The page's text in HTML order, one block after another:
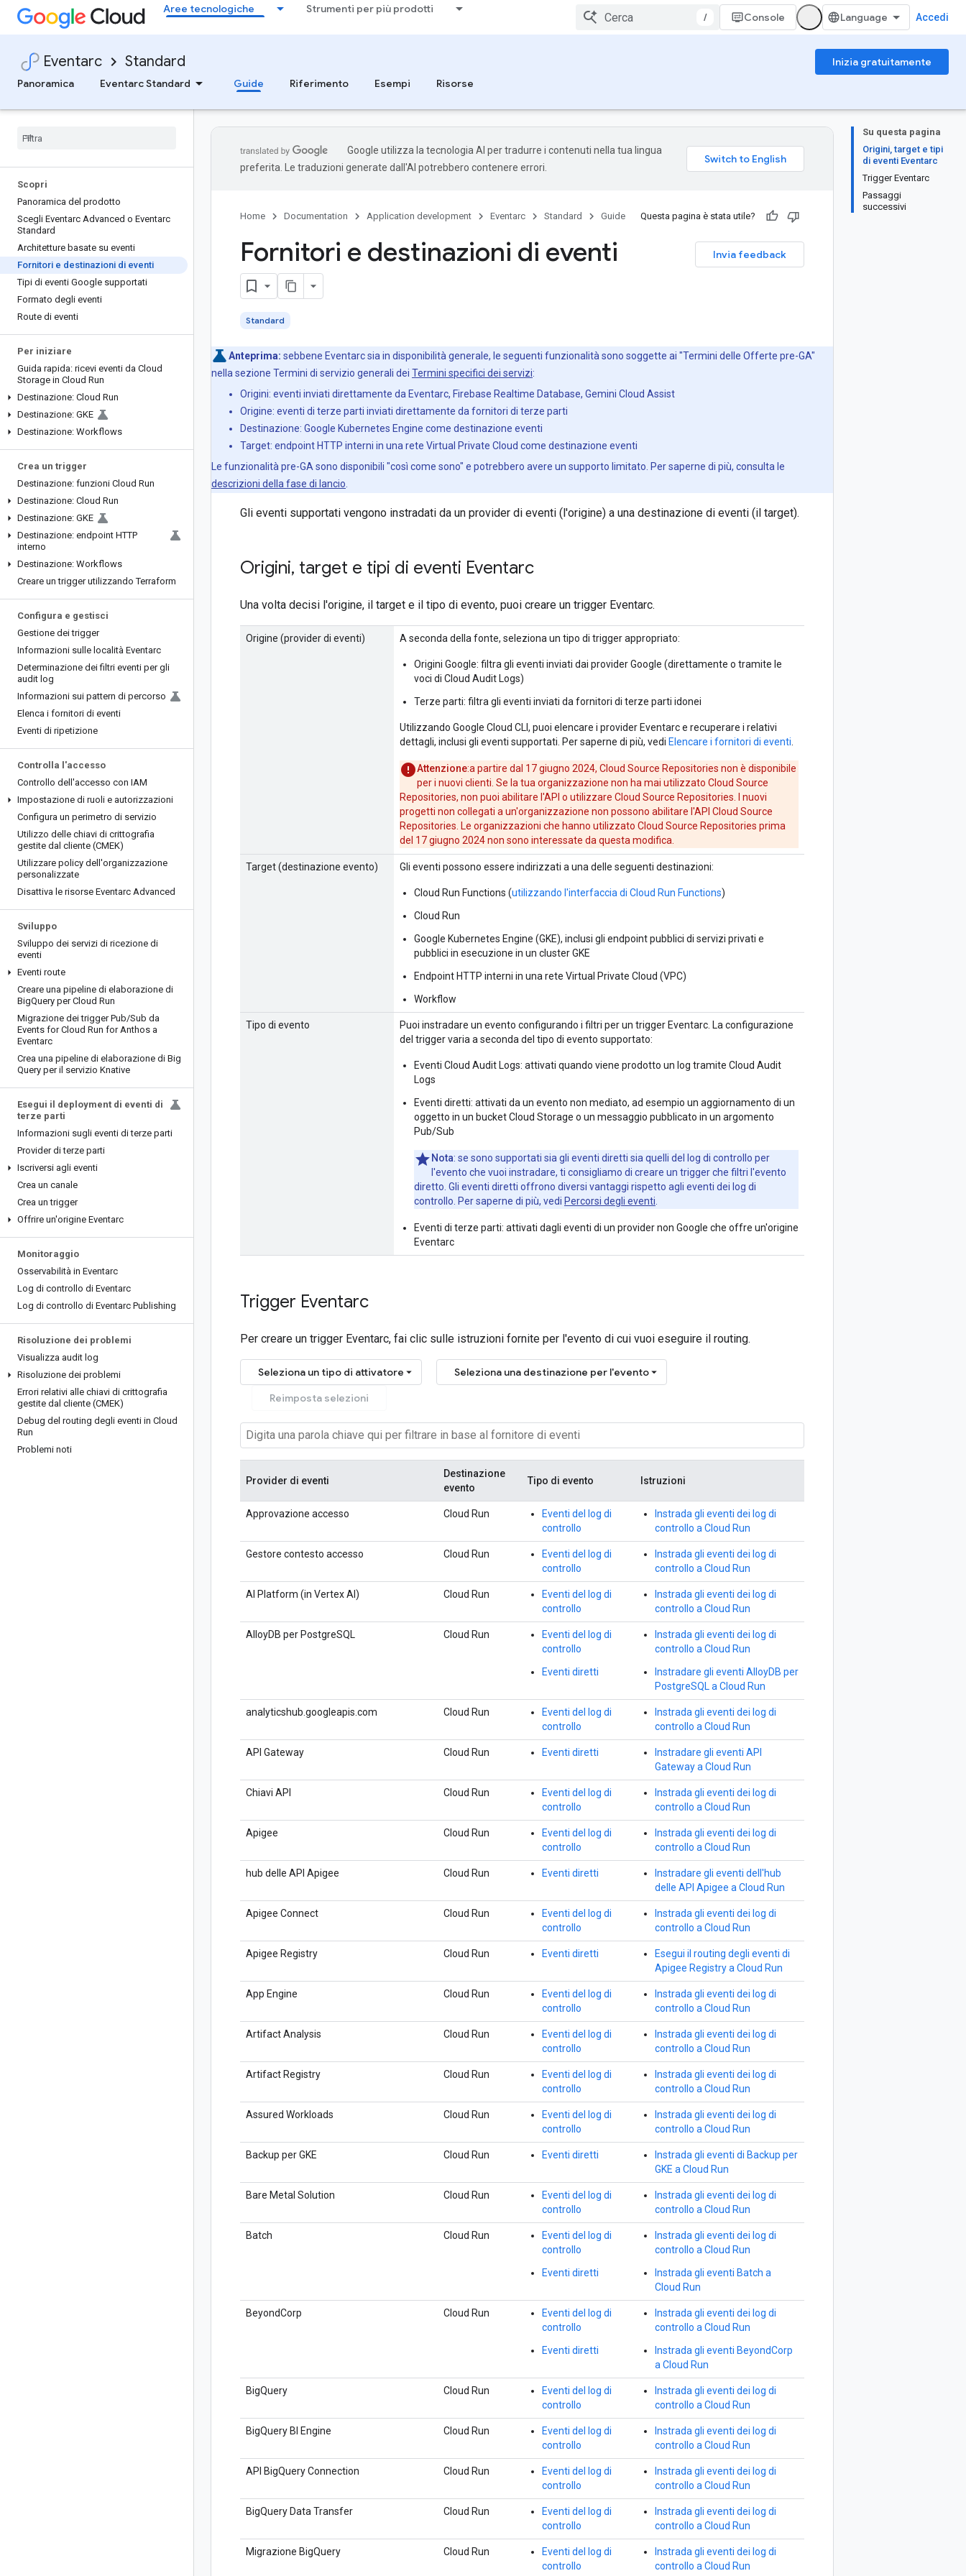
Aree tecnologiche Strumenti per più prodotti
/ Console Accedi
Eventarc Standard
Inizia gratuitamente
Panoramica
Eventarc Standard Guide Riferimento Esempi Risorse
Scopri
Panoramica del prodotto
Scegli Eventarc Advanced o Eventarc
Standard
Architetture basate su eventi
Fornitori e destinazioni di eventi
Tipi di eventi Google supportati
Formato degli eventi
Route di eventi
Per iniziare
Guida rapida: ricevi eventi da Cloud
Storage in Cloud Run
Destinazione: Cloud Run
Destinazione: GKE
Destinazione: Workflows
Crea un trigger
Destinazione: funzioni Cloud Run
Destinazione: Cloud Run
Destinazione: GKE
Destinazione: endpoint HTTP
interno
Destinazione: Workflows
Creare un trigger utilizzando Terraform
Configura e gestisci
Gestione dei trigger
Informazioni sulle località Eventarc
Determinazione dei filtri eventi per gli
audit log
Informazioni sui pattern di percorso
Elenca i fornitori di eventi
Eventi di ripetizione
Controlla l'accesso
Controllo dell'accesso con IAM
Impostazione di ruoli e autorizzazioni
Configura un perimetro di servizio
Utilizzo delle chiavi di crittografia
gestite dal cliente (CMEK)
Utilizzare policy dell'organizzazione
personalizzate
Disattiva le risorse Eventarc Advanced
Sviluppo
Sviluppo dei servizi di ricezione di
eventi
Eventi route
Creare una pipeline di elaborazione di
BigQuery per Cloud Run
Migrazione dei trigger Pub/Sub da
Events for Cloud Run for Anthos a
Eventarc
Crea una pipeline di elaborazione di Big
Query per il servizio Knative
Esegui il deployment di eventi di
terze parti
Informazioni sugli eventi di terze parti
Provider di terze parti
Iscriversi agli eventi
Crea un canale
Crea un trigger
Offrire un'origine Eventarc
Monitoraggio
Osservabilità in Eventarc
Log di controllo di Eventarc
Log di controllo di Eventarc Publishing
Risoluzione dei problemi
Visualizza audit log
Risoluzione dei problemi
Errori relativi alle chiavi di crittografia
gestite dal cliente (CMEK)
Debug del routing degli eventi in Cloud
Run
Problemi noti
Su questa pagina
Origini, target e tipi
di eventi Eventarc
Trigger Eventarc
Passaggi
successivi
Google utilizza la tecnologia AI per tradurre i contenuti nella tua lingua
preferita. Le traduzioni generate dall'AI potrebbero contenere errori.
Home Documentation Application development Eventarc Standard Guide Questa pagina è stata utile?
Invia feedback
Fornitori e destinazioni di eventi
Standard
Anteprima: sebbene Eventarc sia in disponibilità generale, le seguenti funzionalità sono soggette ai "Termini delle Offerte pre-GA"
nella sezione Termini di servizio generali dei Termini specifici dei servizi:
Origini: eventi inviati direttamente da Eventarc, Firebase Realtime Database, Gemini Cloud Assist
Origine: eventi di terze parti inviati direttamente da fornitori di terze parti
Destinazione: Google Kubernetes Engine come destinazione eventi
Target: endpoint HTTP interni in una rete Virtual Private Cloud come destinazione eventi
Le funzionalità pre-GA sono disponibili "così come sono" e potrebbero avere un supporto limitato. Per saperne di più, consulta le
descrizioni della fase di lancio
Gli eventi supportati vengono instradati da un provider di eventi (l'origine) a una destinazione di eventi (il target).
Origini, target e tipi di eventi Eventarc
Una volta decisi l'origine, il target e il tipo di evento, puoi creare un trigger Eventarc.
Origine (provider di eventi) A seconda della fonte, seleziona un tipo di trigger appropriato:
Origini Google: filtra gli eventi inviati dai provider Google (direttamente o tramite le
voci di Cloud Audit Logs)
Terze parti: filtra gli eventi inviati da fornitori di terze parti idonei
Utilizzando Google Cloud CLI, puoi elencare i provider Eventarc e recuperare i relativi
dettagli, inclusi gli eventi supportati. Per saperne di più, vedi Elencare i fornitori di eventi
Attenzione:a partire dal 17 giugno 2024, Cloud Source Repositories non è disponibile
per i nuovi clienti. Se la tua organizzazione non ha mai utilizzato Cloud Source
Repositories, non puoi abilitare l'API o utilizzare Cloud Source Repositories. I nuovi
progetti non collegati a un'organizzazione non possono abilitare l'API Cloud Source
Repositories. Le organizzazioni che hanno utilizzato Cloud Source Repositories prima
del 17 giugno 2024 non sono interessate da questa modifica.
Target (destinazione evento) Gli eventi possono essere indirizzati a una delle seguenti destinazioni:
Cloud Run Functions (utilizzando l'interfaccia di Cloud Run Functions)
Cloud Run
Google Kubernetes Engine (GKE), inclusi gli endpoint pubblici di servizi privati e
pubblici in esecuzione in un cluster GKE
Endpoint HTTP interni in una rete Virtual Private Cloud (VPC)
Workflow
Tipo di evento
Puoi instradare un evento configurando i filtri per un trigger Eventarc. La configurazione
del trigger varia a seconda del tipo di evento supportato:
Eventi Cloud Audit Logs: attivati quando viene prodotto un log tramite Cloud Audit
Logs
Eventi diretti: attivati da un evento non mediato, ad esempio un aggiornamento di un
oggetto in un bucket Cloud Storage o un messaggio pubblicato in un argomento
Pub/Sub
Nota: se sono supportati sia gli eventi diretti sia quelli del log di controllo per
l'evento che vuoi instradare, ti consigliamo di creare un trigger che filtri l'evento
diretto. Gli eventi diretti offrono diversi vantaggi rispetto agli eventi dei log di
controllo. Per saperne di più, vedi Percorsi degli eventi
Eventi di terze parti: attivati dagli eventi di un provider non Google che offre un'origine
Eventarc
Trigger Eventarc
Per creare un trigger Eventarc, fai clic sulle istruzioni fornite per l'evento di cui vuoi eseguire il routing.
Seleziona un tipo di attivatore
Seleziona una destinazione per l'evento
Reimposta selezioni
Provider di eventi
Destinazione
evento
Tipo di evento Istruzioni
Approvazione accesso Cloud Run
Eventi del log di
controllo
Instrada gli eventi dei log di
controllo a Cloud Run
Gestore contesto accesso Cloud Run
Eventi del log di
controllo
Instrada gli eventi dei log di
controllo a Cloud Run
AI Platform (in Vertex AI) Cloud Run
Eventi del log di
controllo
Instrada gli eventi dei log di
controllo a Cloud Run
AlloyDB per PostgreSQL Cloud Run
Eventi del log di
controllo
Eventi diretti
Instrada gli eventi dei log di
controllo a Cloud Run
Instradare gli eventi AlloyDB per
PostgreSQL a Cloud Run
analyticshub.googleapis.com Cloud Run
Eventi del log di
controllo
Instrada gli eventi dei log di
controllo a Cloud Run
API Gateway Cloud Run Eventi diretti
Instradare gli eventi API
Gateway a Cloud Run
Chiavi API Cloud Run
Eventi del log di
controllo
Instrada gli eventi dei log di
controllo a Cloud Run
Apigee Cloud Run
Eventi del log di
controllo
Instrada gli eventi dei log di
controllo a Cloud Run
hub delle API Apigee Cloud Run Eventi diretti
Instradare gli eventi dell'hub
delle API Apigee a Cloud Run
Apigee Connect Cloud Run
Eventi del log di
controllo
Instrada gli eventi dei log di
controllo a Cloud Run
Apigee Registry Cloud Run Eventi diretti
Esegui il routing degli eventi di
Apigee Registry a Cloud Run
App Engine Cloud Run
Eventi del log di
controllo
Instrada gli eventi dei log di
controllo a Cloud Run
Artifact Analysis Cloud Run
Eventi del log di
controllo
Instrada gli eventi dei log di
controllo a Cloud Run
Artifact Registry Cloud Run
Eventi del log di
controllo
Instrada gli eventi dei log di
controllo a Cloud Run
Assured Workloads Cloud Run
Eventi del log di
controllo
Instrada gli eventi dei log di
controllo a Cloud Run
Backup per GKE Cloud Run Eventi diretti
Instrada gli eventi di Backup per
GKE a Cloud Run
Bare Metal Solution Cloud Run
Eventi del log di
controllo
Instrada gli eventi dei log di
controllo a Cloud Run
Batch Cloud Run
Eventi del log di
controllo
Eventi diretti
Instrada gli eventi dei log di
controllo a Cloud Run
Instrada gli eventi Batch a
Cloud Run
BeyondCorp Cloud Run
Eventi del log di
controllo
Eventi diretti
Instrada gli eventi dei log di
controllo a Cloud Run
Instrada gli eventi BeyondCorp
a Cloud Run
BigQuery Cloud Run
Eventi del log di
controllo
Instrada gli eventi dei log di
controllo a Cloud Run
BigQuery BI Engine Cloud Run
Eventi del log di
controllo
Instrada gli eventi dei log di
controllo a Cloud Run
API BigQuery Connection Cloud Run
Eventi del log di
controllo
Instrada gli eventi dei log di
controllo a Cloud Run
BigQuery Data Transfer Cloud Run
Eventi del log di
controllo
Instrada gli eventi dei log di
controllo a Cloud Run
Migrazione BigQuery Cloud Run
Eventi del log di
controllo
Instrada gli eventi dei log di
controllo a Cloud Run